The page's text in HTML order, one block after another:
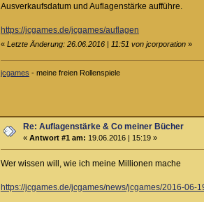
Ausverkaufsdatum und Auflagenstärke aufführe.
https://jcgames.de/jcgames/auflagen
« Letzte Änderung: 26.06.2016 | 11:51 von jcorporation»
jcgames - meine freien Rollenspiele
Re: Auflagenstärke & Co meiner Bücher
«Antwort #1 am: 19.06.2016 | 15:19 »
Wer wissen will, wie ich meine Millionen mache
https://jcgames.de/jcgames/news/jcgames/2016-06-